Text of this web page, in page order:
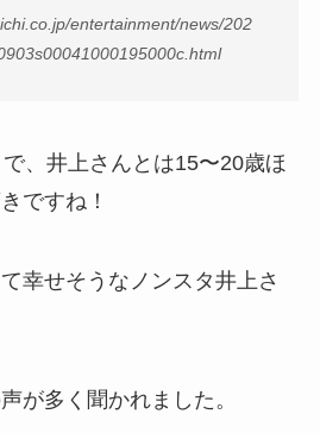
entertainment/news/202
、井上さんとは15〜20歳ほ
ですね！
幸せそうなノンスタ井上さ
が多く聞かれました。